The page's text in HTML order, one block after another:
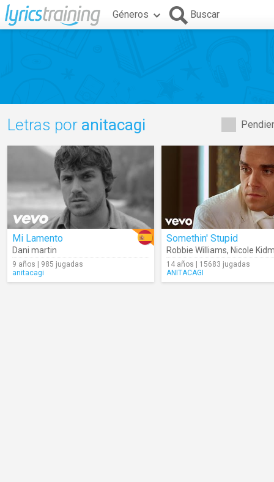
Géneros Buscar
Letras por anitacagi
Mi Lamento
Dani martin
9 años | 985 jugadas
anitacagi
Somethin' Stupid
Robbie Williams, Nicole
14 años | 15683 jugadas
ANITACAGI